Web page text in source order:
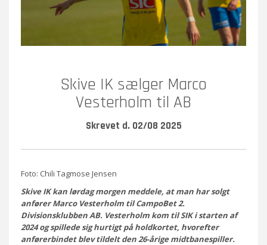
Skive IK sælger Marco
Vesterholm til AB
Skrevet d. 02/08 2025
Foto: Chili Tagmose Jensen
Skive IK kan lørdag morgen meddele, at man har solgt
anfører Marco Vesterholm til CampoBet 2.
Divisionsklubben AB. Vesterholm kom til SIK i starten af
2024 og spillede sig hurtigt på holdkortet, hvorefter
anførerbindet blev tildelt den 26-årige midtbanespiller.